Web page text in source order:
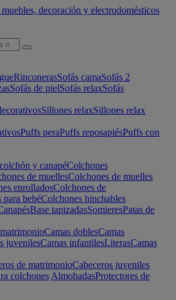
RinconerasSofás camaSofás 2
Sofás de pielSofás relaxSofás
Sillones relaxSillones relax
Puffs peraPuffs reposapiésPuffs con
y canapéColchones
de muellesColchones de muelles
enrolladosColchones de
para bebéColchones hinchables
Base tapizadasSomieresPatas de
Camas doblesCamas
juvenilesCamas infantilesLiterasCamas
de matrimonioCabeceros juveniles
colchones AlmohadasProtectores de